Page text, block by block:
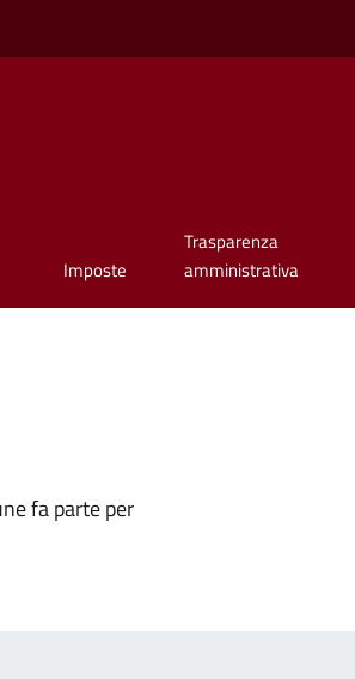
Imposte
Trasparenza
amministrativa
fa parte per